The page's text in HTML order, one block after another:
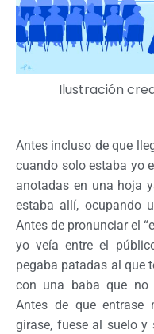
Ilustración
Antes incluso de que
cuando solo estaba yo
anotadas en una hoja
estaba allí, ocupando
Antes de pronunciar el
yo veía entre el
pegaba patadas al que
con una baba que no
Antes de que
girase, fuese al suelo